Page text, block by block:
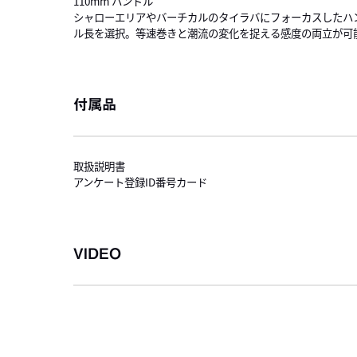
シャローエリアやバーチカルのタイラバにフォーカスしたハ
ル長を選択。等速巻きと潮流の変化を捉える感度の両立が可
付属品
取扱説明書
アンケート登録ID番号カード
VIDEO